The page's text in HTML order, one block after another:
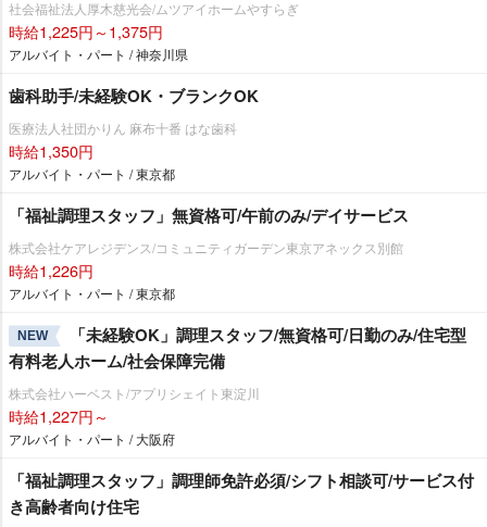
社会福祉法人厚木慈光会/ムツアイホームやすらぎ
時給1,225円～1,375円
アルバイト・パート / 神奈川県
歯科助手/未経験OK・ブランクOK
医療法人社団かりん 麻布十番 はな歯科
時給1,350円
アルバイト・パート / 東京都
「福祉調理スタッフ」無資格可/午前のみ/デイサービス
株式会社ケアレジデンス/コミュニティガーデン東京アネックス別館
時給1,226円
アルバイト・パート / 東京都
NEW
「未経験OK」調理スタッフ/無資格可/日勤のみ/住宅型
有料老人ホーム/社会保障完備
株式会社ハーベスト/アプリシェイト東淀川
時給1,227円～
アルバイト・パート / 大阪府
「福祉調理スタッフ」調理師免許必須/シフト相談可/サービス付
き高齢者向け住宅